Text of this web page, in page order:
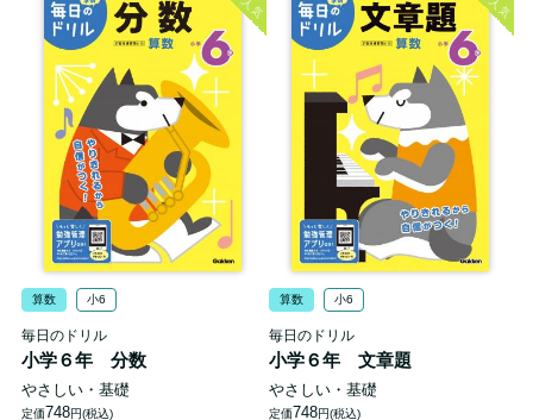
人気
算数 小6
毎日のドリル
小学６年 分数
やさしい・基礎
定価748円(税込)
人気
算数 小6
毎日のドリル
小学６年 文章題
やさしい・基礎
定価748円(税込)